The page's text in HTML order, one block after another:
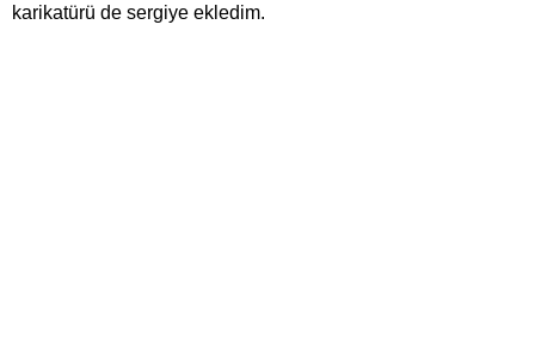
karikatürü de sergiye ekledim.